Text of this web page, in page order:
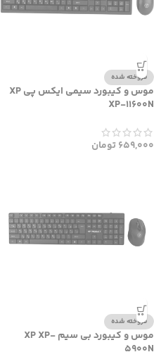
فروخته شده
موس و کیبورد سیمی ایکس پی XP
XP-11600N
659,000تومان
فروخته شده
موس و کیبورد بی سیم XP XP-